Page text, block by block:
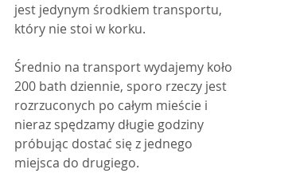
jest jedynym środkiem transportu,
który nie stoi w korku.
Średnio na transport wydajemy koło
200 bath dziennie, sporo rzeczy jest
rozrzuconych po całym mieście i
nieraz spędzamy długie godziny
próbując dostać się z jednego
miejsca do drugiego.